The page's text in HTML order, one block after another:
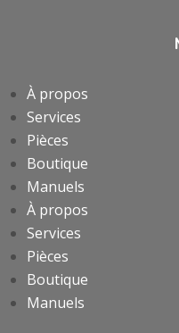
À propos
Services
Pièces
Boutique
Manuels
À propos
Services
Pièces
Boutique
Manuels